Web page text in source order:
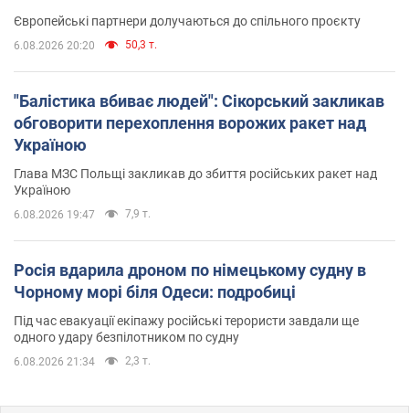
Європейські партнери долучаються до спільного проєкту
6.08.2026 20:20 50,3 т.
"Балістика вбиває людей": Сікорський закликав
обговорити перехоплення ворожих ракет над
Україною
Глава МЗС Польщі закликав до збиття російських ракет над
Україною
6.08.2026 19:47 7,9 т.
Росія вдарила дроном по німецькому судну в
Чорному морі біля Одеси: подробиці
Під час евакуації екіпажу російські терористи завдали ще
одного удару безпілотником по судну
6.08.2026 21:34 2,3 т.